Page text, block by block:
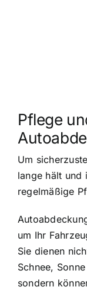
Pflege
Um
lange hält und
regelmäßige
um Ihr
Sie dienen
Schnee,
sondern